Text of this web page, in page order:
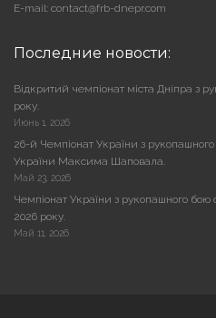
E-mail: contact@frb-dnepr.com
Последние новости:
Відкритий чемпіонат міста Дніпра з
року.
Июнь 1, 2026
26-й Чемпіонат України з
України Максима Шаповала.
Май 23, 2026
Чемпіонат України з рукопашного бою
2026 року.
Май 11, 2026